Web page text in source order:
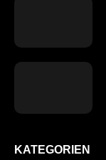
KATEGORIEN